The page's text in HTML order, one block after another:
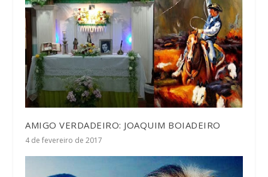
AMIGO VERDADEIRO: JOAQUIM BOIADEIRO
4 de fevereiro de 2017